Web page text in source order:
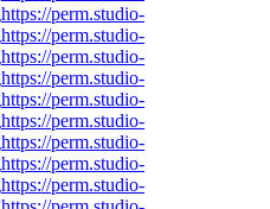
https://perm.studio-
https://perm.studio-
https://perm.studio-
https://perm.studio-
https://perm.studio-
https://perm.studio-
https://perm.studio-
https://perm.studio-
https://perm.studio-